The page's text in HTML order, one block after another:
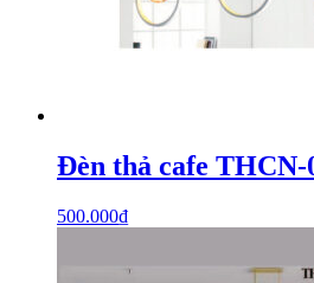
Đèn thả cafe THCN-
500.000₫